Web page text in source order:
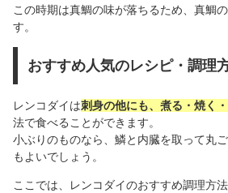
この時期は真鯛の味が落ちるため、真鯛
す。
おすすめ人気のレシピ・調理
レンコダイは刺身の他にも、煮る・焼く
法で食べることができます。
小ぶりのものなら、鱗と内臓を取って丸
もよいでしょう。
ここでは、レンコダイのおすすめ調理方